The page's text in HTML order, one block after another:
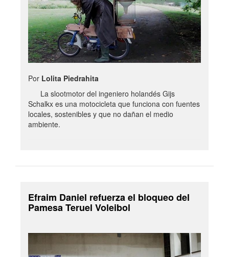
Por Lolita Piedrahita
La slootmotor del ingeniero holandés Gijs
Schalkx es una motocicleta que funciona con fuentes
locales, sostenibles y que no dañan el medio
ambiente.
Efraim Daniel refuerza el bloqueo del
Pamesa Teruel Voleibol